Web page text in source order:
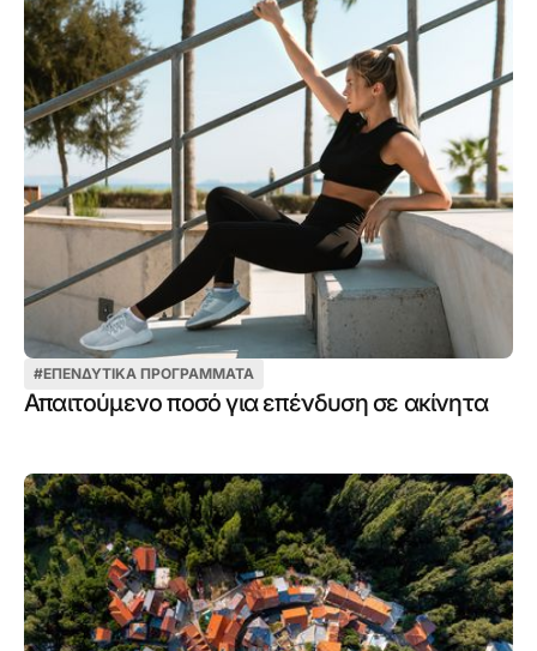
#ΕΠΕΝΔΥΤΙΚΆ ΠΡΟΓΡΆΜΜΑΤΑ
Απαιτούμενο ποσό για επένδυση σε ακίνητα